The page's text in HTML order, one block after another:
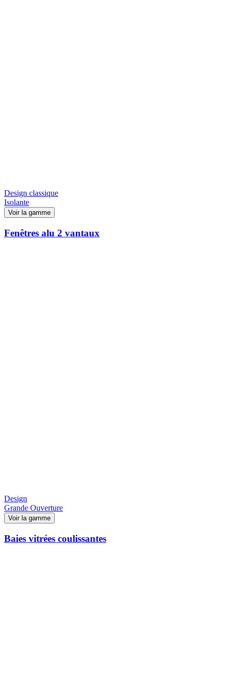
Design classique
Isolante
Voir la gamme
Fenêtres alu 2 vantaux
Design
Grande Ouverture
Voir la gamme
Baies vitrées coulissantes